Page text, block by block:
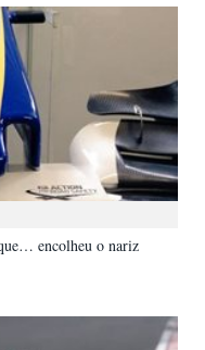
encolheu o nariz